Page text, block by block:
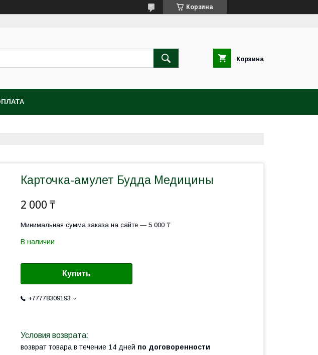
Корзина
Корзина
Карточка-амулет Будда Медицины
2 000 ₸
Минимальная сумма заказа на сайте — 5 000 ₸
В наличии
Купить
+77778309193
возврат товара в течение 14 дней по договоренности